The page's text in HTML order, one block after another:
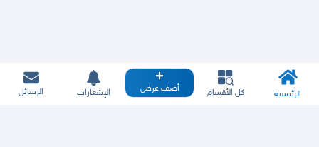
الرئيسية كل الأقسام أضف عرض الإشعارات الرسائل